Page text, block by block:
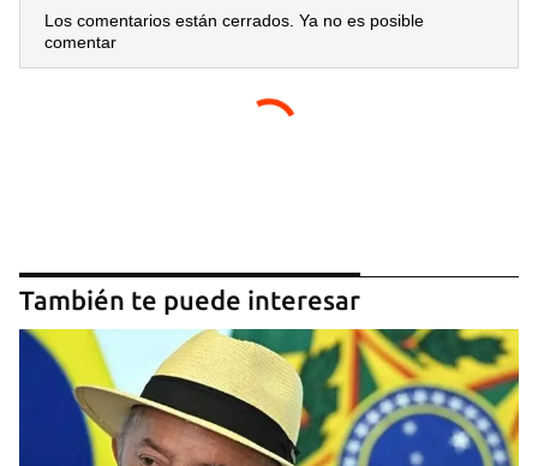
Los comentarios están cerrados. Ya no es posible
comentar
También te puede interesar